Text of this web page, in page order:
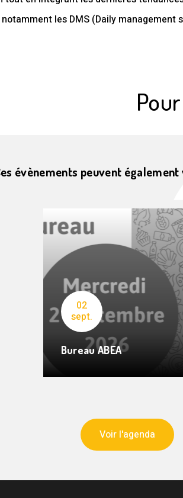
les DMS (Daily
évènements peuvent
02
sept.
Bureau ABEA
Voir l'agenda